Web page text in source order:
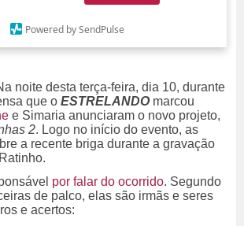
Powered by SendPulse
noite desta terça-feira, dia 10, durante
que o ESTRELANDOmarcou
e Simaria anunciaram o novo projeto,
2. Logo no início do evento, as
a recente briga durante a gravação
por falar do ocorrido. Segundo
de palco, elas são irmãs e seres
e acertos: